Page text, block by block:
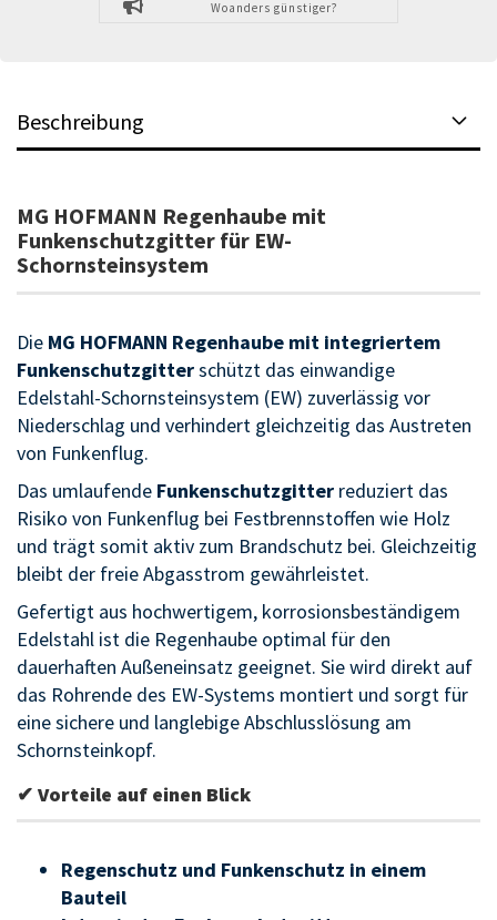
Woanders günstiger?
Beschreibung
MG HOFMANN Regenhaube mit
Funkenschutzgitter für EW-
Schornsteinsystem
Die MG HOFMANN Regenhaube mit integriertem
Funkenschutzgitterschützt das einwandige
Edelstahl-Schornsteinsystem (EW) zuverlässig vor
Niederschlag und verhindert gleichzeitig das Austreten
von Funkenflug.
Das umlaufende Funkenschutzgitter reduziert das
Risiko von Funkenflug bei Festbrennstoffen wie Holz
und trägt somit aktiv zum Brandschutz bei. Gleichzeitig
bleibt der freie Abgasstrom gewährleistet.
Gefertigt aus hochwertigem, korrosionsbeständigem
Edelstahl ist die Regenhaube optimal für den
dauerhaften Außeneinsatz geeignet. Sie wird direkt auf
das Rohrende des EW-Systems montiert und sorgt für
eine sichere und langlebige Abschlusslösung am
Schornsteinkopf.
✔ Vorteile auf einen Blick
Regenschutz und Funkenschutz in einem
Bauteil